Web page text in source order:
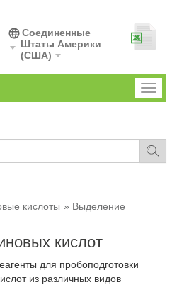
Соединенные
Штаты Америки
(США)
Toggle
кислоты
Выделение
кислот
для пробоподготовки
из различных видов